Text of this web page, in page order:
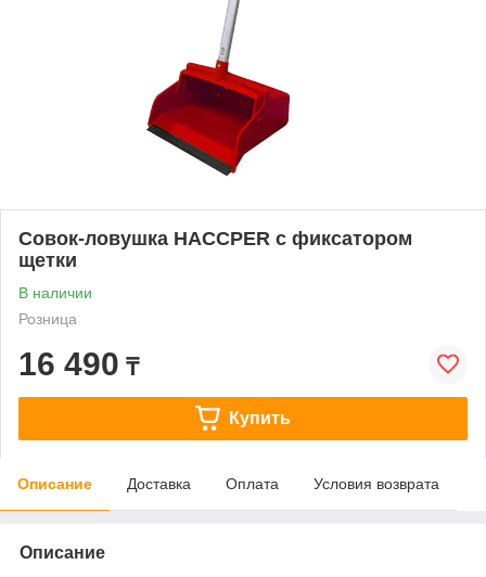
Совок-ловушка HACCPER с фиксатором
щетки
В наличии
Розница
16 490 ₸
Купить
Описание Доставка Оплата Условия возврата
Описание